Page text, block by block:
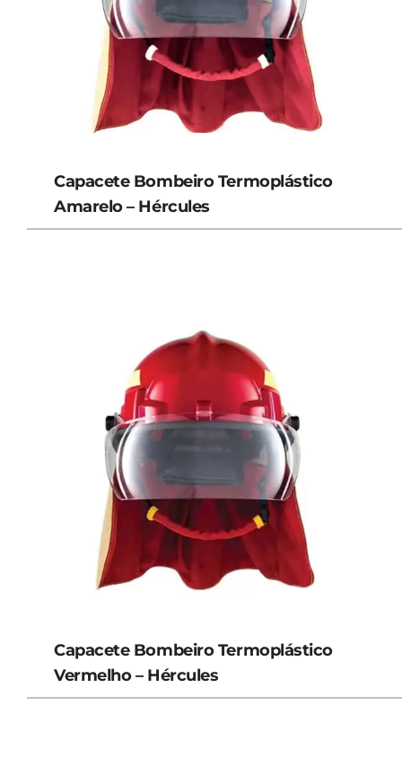
Capacete Bombeiro Termoplástico
Amarelo – Hércules
Capacete Bombeiro Termoplástico
Vermelho – Hércules